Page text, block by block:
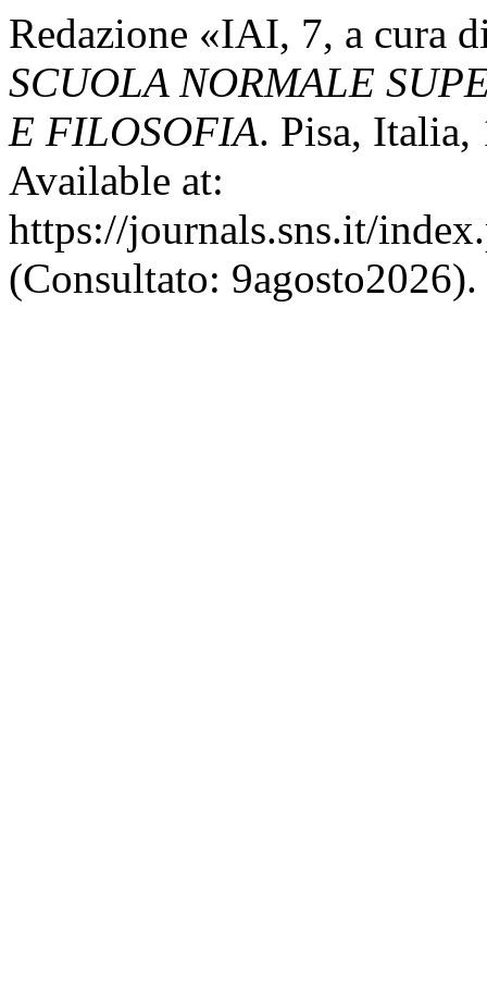
Redazione «IAI, 7, a cura
SCUOLA NORMALE
E FILOSOFIA. Pisa, Italia,
Available at:
https://journals.sns.it/
(Consultato: 9agosto2026).